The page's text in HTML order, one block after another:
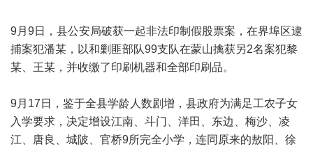
9月9日，县公安局破获一起非法印制假股票案，在界埠区逮
捕案犯潘某，以和剿匪部队99支队在蒙山擒获另2名案犯黎
某、王某，并收缴了印刷机器和全部印刷品。
9月17日，鉴于全县学龄人数剧增，县政府为满足工农子女
入学要求，决定增设江南、斗门、洋田、东边、梅沙、凌
江、唐良、城陂、官桥9所完全小学，连同原来的敖阳、徐